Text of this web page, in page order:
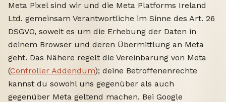
Meta Pixel sind wir und die Meta Platforms Ireland
Ltd. gemeinsam Verantwortliche im Sinne des Art. 26
DSGVO, soweit es um die Erhebung der Daten in
deinem Browser und deren Übermittlung an Meta
geht. Das Nähere regelt die Vereinbarung von Meta
(Controller Addendum); deine Betroffenenrechte
kannst du sowohl uns gegenüber als auch
gegenüber Meta geltend machen. Bei Google